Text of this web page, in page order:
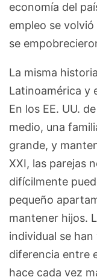
economía del
empleo se
se
La misma
Latinoamérica y
En los EE. UU.
medio, una
grande, y
XXI, las parejas
difícilmente
pequeño
mantener hijos.
individual se
diferencia entre
hace cada vez